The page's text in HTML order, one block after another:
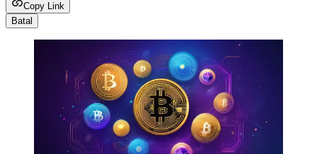
Copy Link
Batal